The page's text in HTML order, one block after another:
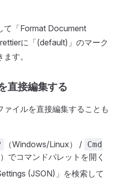
て「Format Document
に「(default)」のマーク
す。
直接編集する
イルを直接編集することも
（Windows/Linux） / Cmd
）でコマンドパレットを開く
(JSON)」を検索して